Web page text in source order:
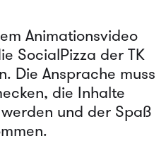
Animationsvideo
SocialPizza der TK
Die Ansprache muss
die Inhalte
und der Spaß